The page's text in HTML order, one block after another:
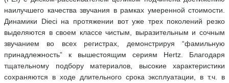
наилучшего качества звучания в рамках умеренной стоимости.
Динамики Dieci на протяжении вот уже трех поколений резко
выделяются в своем классе чистым, выразительным и сочным
звучанием во всех регистрах, демонстрируя “фамильную
принадлежность” к вышестоящим сериям Hertz. Благодаря
тщательному подбору материалов, высокие характеристики
сохраняются в ходе длительного срока эксплуатации, в т.ч. в